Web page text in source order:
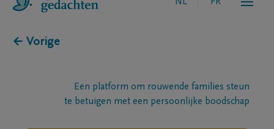
← Vorige
Een platform om rouwende families steun
te betuigen met een persoonlijke boodschap